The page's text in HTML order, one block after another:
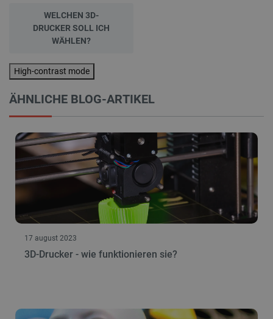
WELCHEN 3D-
DRUCKER SOLL ICH
WÄHLEN?
High-contrast mode
ÄHNLICHE BLOG-ARTIKEL
17 august 2023
3D-Drucker - wie funktionieren sie?